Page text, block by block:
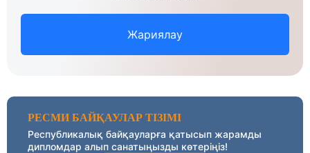
Жариялау
РЕСМИ БАЙҚАУЛАР ТІЗІМІ
Республикалық байқауларға қатысып жарамды
дипломдар алып санатыңызды көтеріңіз!